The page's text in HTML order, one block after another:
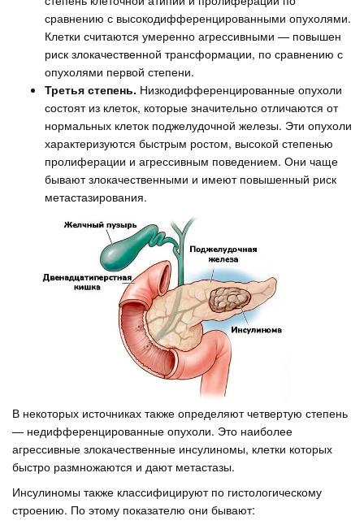
сравнению с высокодифференцированными опухолями.
Клетки считаются умеренно агрессивными — повышен
риск злокачественной трансформации, по сравнению с
опухолями первой степени.
Третья степень. Низкодифференцированные опухоли
состоят из клеток, которые значительно отличаются от
нормальных клеток поджелудочной железы. Эти опухоли
характеризуются быстрым ростом, высокой степенью
пролиферации и агрессивным поведением. Они чаще
бывают злокачественными и имеют повышенный риск
метастазирования.
В некоторых источниках также определяют четвертую степень
— недифференцированные опухоли. Это наиболее
агрессивные злокачественные инсулиномы, клетки которых
быстро размножаются и дают метастазы.
Инсулиномы также классифицируют по гистологическому
строению. По этому показателю они бывают: